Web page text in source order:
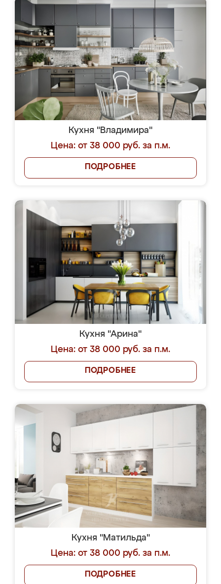
Кухня "Владимира"
Цена: от 38 000 руб. за п.м.
ПОДРОБНЕЕ
Кухня "Арина"
Цена: от 38 000 руб. за п.м.
ПОДРОБНЕЕ
Кухня "Матильда"
Цена: от 38 000 руб. за п.м.
ПОДРОБНЕЕ